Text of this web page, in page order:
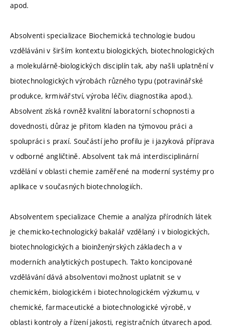
apod.
Absolventi specializace Biochemická technologie budou
vzděláváni v širším kontextu biologických, biotechnologických
a molekulárně-biologických disciplín tak, aby našli uplatnění v
biotechnologických výrobách různého typu (potravinářské
produkce, krmivářství, výroba léčiv, diagnostika apod.).
Absolvent získá rovněž kvalitní laboratorní schopnosti a
dovednosti, důraz je přitom kladen na týmovou práci a
spolupráci s praxí. Součástí jeho profilu je i jazyková příprava
v odborné angličtině. Absolvent tak má interdisciplinární
vzdělání v oblasti chemie zaměřené na moderní systémy pro
aplikace v současných biotechnologiích.
Absolventem specializace Chemie a analýza přírodních látek
je chemicko-technologický bakalář vzdělaný i v biologických,
biotechnologických a bioinženýrských základech a v
moderních analytických postupech. Takto koncipované
vzdělávání dává absolventovi možnost uplatnit se v
chemickém, biologickém i biotechnologickém výzkumu, v
chemické, farmaceutické a biotechnologické výrobě, v
oblasti kontroly a řízení jakosti, registračních útvarech apod.